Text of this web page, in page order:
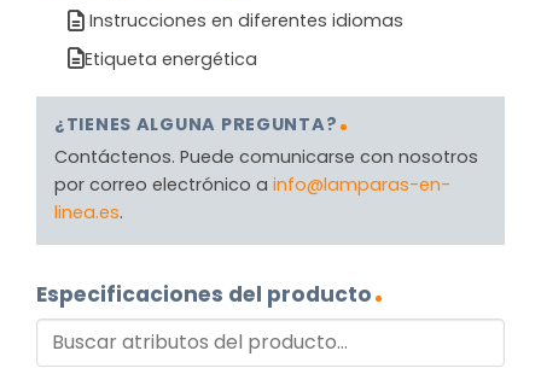
Instrucciones en diferentes idiomas
Etiqueta energética
¿TIENES ALGUNA PREGUNTA?
Contáctenos. Puede comunicarse con nosotros
por correo electrónico a info@lamparas-en-
linea.es.
Especificaciones del producto